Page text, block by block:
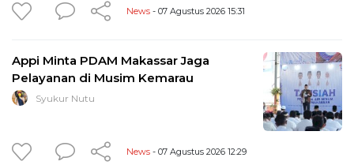
News - 07 Agustus 2026 15:31
Appi Minta PDAM Makassar Jaga
Pelayanan di Musim Kemarau
Syukur Nutu
News - 07 Agustus 2026 12:29